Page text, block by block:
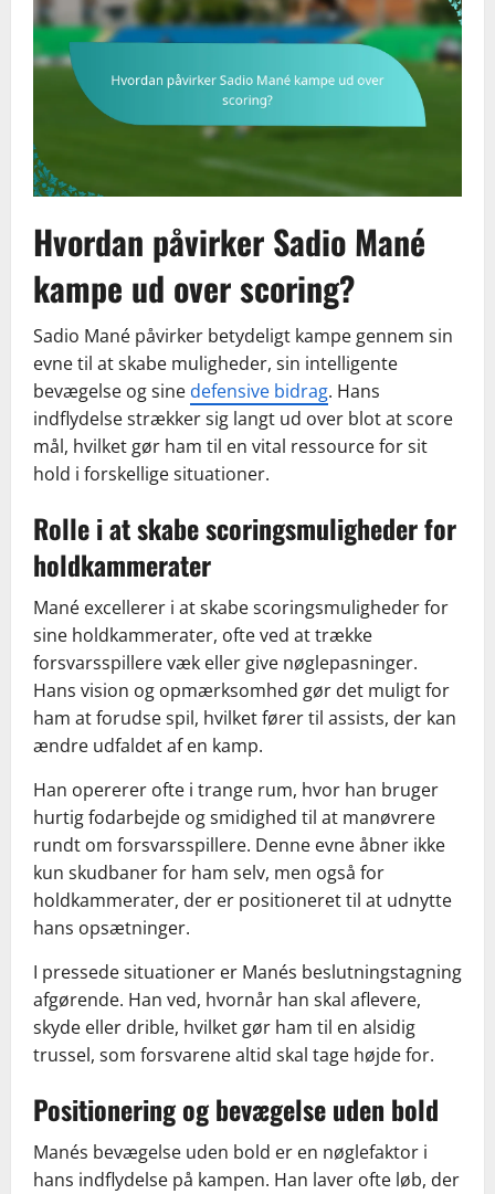
Hvordan påvirker Sadio Mané
kampe ud over scoring?
Sadio Mané påvirker betydeligt kampe gennem sin
evne til at skabe muligheder, sin intelligente
bevægelse og sine defensive bidrag. Hans
indflydelse strækker sig langt ud over blot at score
mål, hvilket gør ham til en vital ressource for sit
hold i forskellige situationer.
Rolle i at skabe scoringsmuligheder for
holdkammerater
Mané excellerer i at skabe scoringsmuligheder for
sine holdkammerater, ofte ved at trække
forsvarsspillere væk eller give nøglepasninger.
Hans vision og opmærksomhed gør det muligt for
ham at forudse spil, hvilket fører til assists, der kan
ændre udfaldet af en kamp.
Han opererer ofte i trange rum, hvor han bruger
hurtig fodarbejde og smidighed til at manøvrere
rundt om forsvarsspillere. Denne evne åbner ikke
kun skudbaner for ham selv, men også for
holdkammerater, der er positioneret til at udnytte
hans opsætninger.
I pressede situationer er Manés beslutningstagning
afgørende. Han ved, hvornår han skal aflevere,
skyde eller drible, hvilket gør ham til en alsidig
trussel, som forsvarene altid skal tage højde for.
Positionering og bevægelse uden bold
Manés bevægelse uden bold er en nøglefaktor i
hans indflydelse på kampen. Han laver ofte løb, der